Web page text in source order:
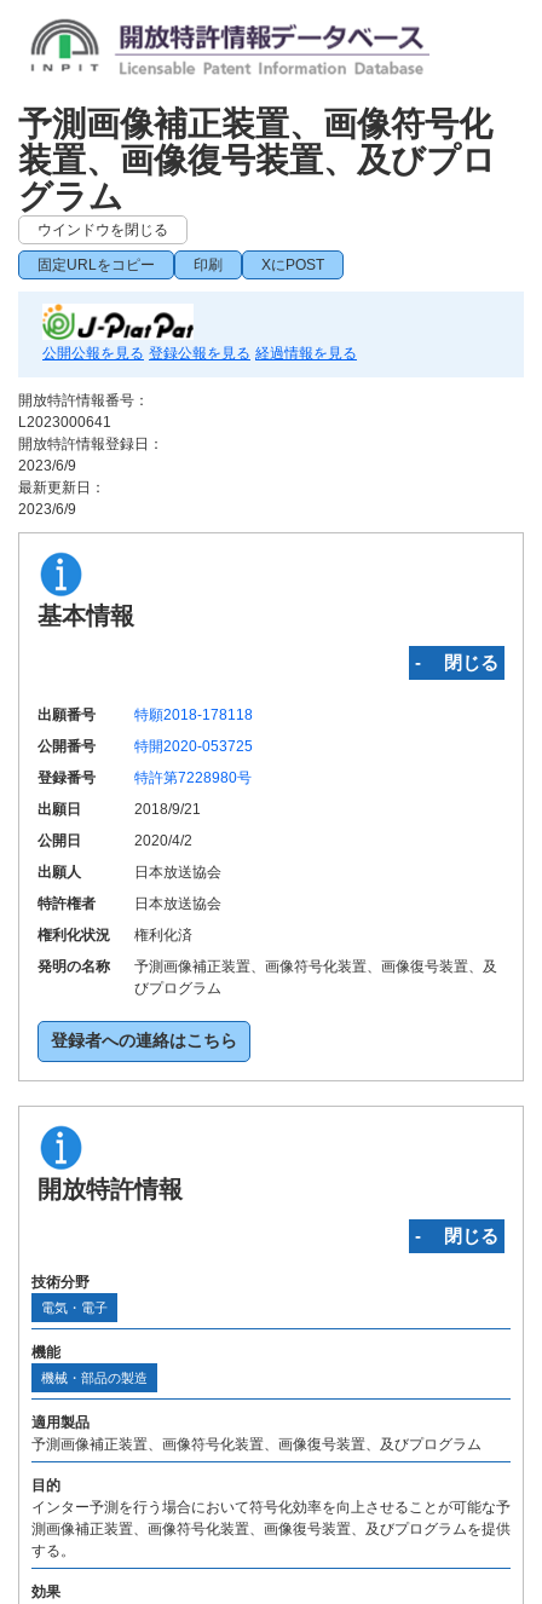
予測画像補正装置、画像符号化
装置、画像復号装置、及びプロ
グラム
ウインドウを閉じる
固定URLをコピー 印刷 XにPOST
公開公報を見る 登録公報を見る 経過情報を見る
開放特許情報番号：
L2023000641
開放特許情報登録日：
2023/6/9
最新更新日：
2023/6/9
基本情報
‐ 閉じる
出願番号
特願2018-178118
公開番号
特開2020-053725
登録番号
特許第7228980号
出願日
2018/9/21
公開日
2020/4/2
出願人
日本放送協会
特許権者
日本放送協会
権利化状況
権利化済
発明の名称
予測画像補正装置、画像符号化装置、画像復号装置、及
びプログラム
登録者への連絡はこちら
開放特許情報
‐ 閉じる
技術分野
電気・電子
機能
機械・部品の製造
適用製品
予測画像補正装置、画像符号化装置、画像復号装置、及びプログラム
目的
インター予測を行う場合において符号化効率を向上させることが可能な予
測画像補正装置、画像符号化装置、画像復号装置、及びプログラムを提供
する。
効果